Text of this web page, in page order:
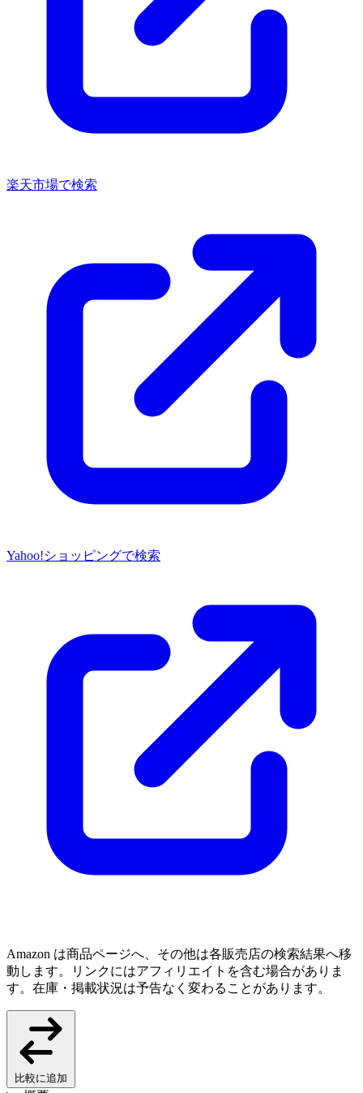
楽天市場で検索
Yahoo!ショッピングで検索
Amazon は商品ページへ、その他は各販売店の検索結果へ移
動します。リンクにはアフィリエイトを含む場合がありま
す。在庫・掲載状況は予告なく変わることがあります。
比較に追加